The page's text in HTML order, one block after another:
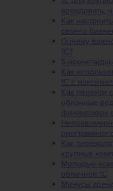
арендовать,
Как
своего
Почему
1С?
5
Как
1С с
Как перейти
облачные
финансовых
Как
крупные
Молодые
облачной 1С
Минусы